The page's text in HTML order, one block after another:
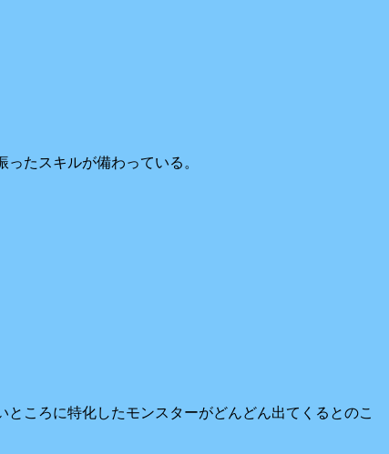
たスキルが備わっている。
ころに特化したモンスターがどんどん出てくるとのこ